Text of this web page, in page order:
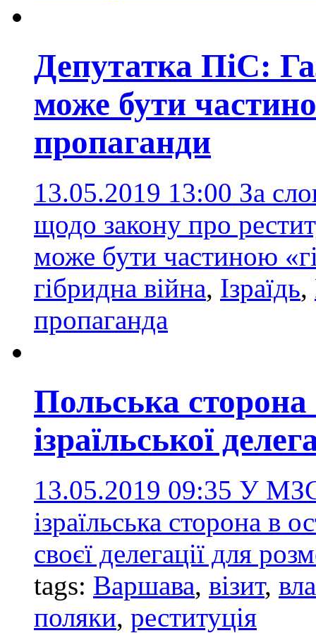
Депутатка ПіС:
може бути
пропаганди
13.05.2019 13:00 За
щодо закону про
може бути частиною
гібридна війна, Ізраїдь,
пропаганда
Польська сторона
ізраїльської
13.05.2019 09:35 У МЗС
ізраїльська сторона в
своєї делегації для
tags: Варшава, візит,
поляки, реституція